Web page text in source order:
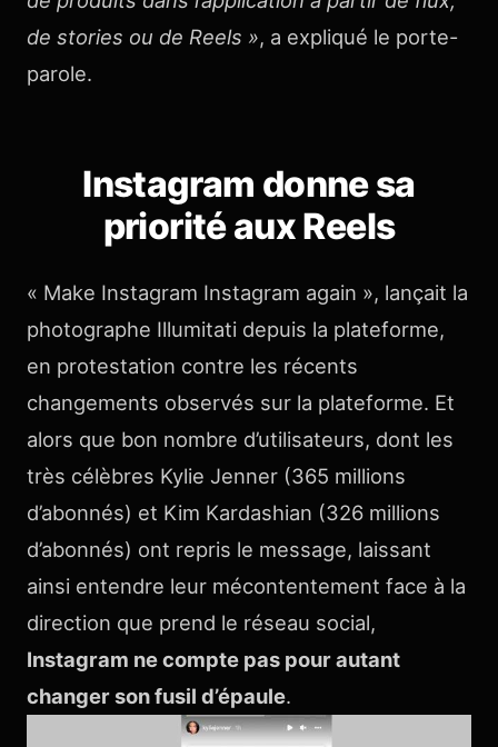
de stories ou de Reels », a expliqué le porte-
parole.
Instagram donne sa
priorité aux Reels
« Make Instagram Instagram again », lançait la
photographe Illumitati depuis la plateforme,
en protestation contre les récents
changements observés sur la plateforme. Et
alors que bon nombre d’utilisateurs, dont les
très célèbres Kylie Jenner (365 millions
d’abonnés) et Kim Kardashian (326 millions
d’abonnés) ont repris le message, laissant
ainsi entendre leur mécontentement face à la
direction que prend le réseau social,
Instagram ne compte pas pour autant
changer son fusil d’épaule.